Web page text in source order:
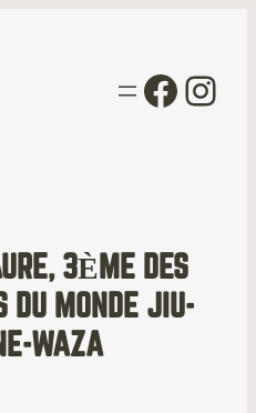
3ÈME DES
DU MONDE JIU-
WAZA